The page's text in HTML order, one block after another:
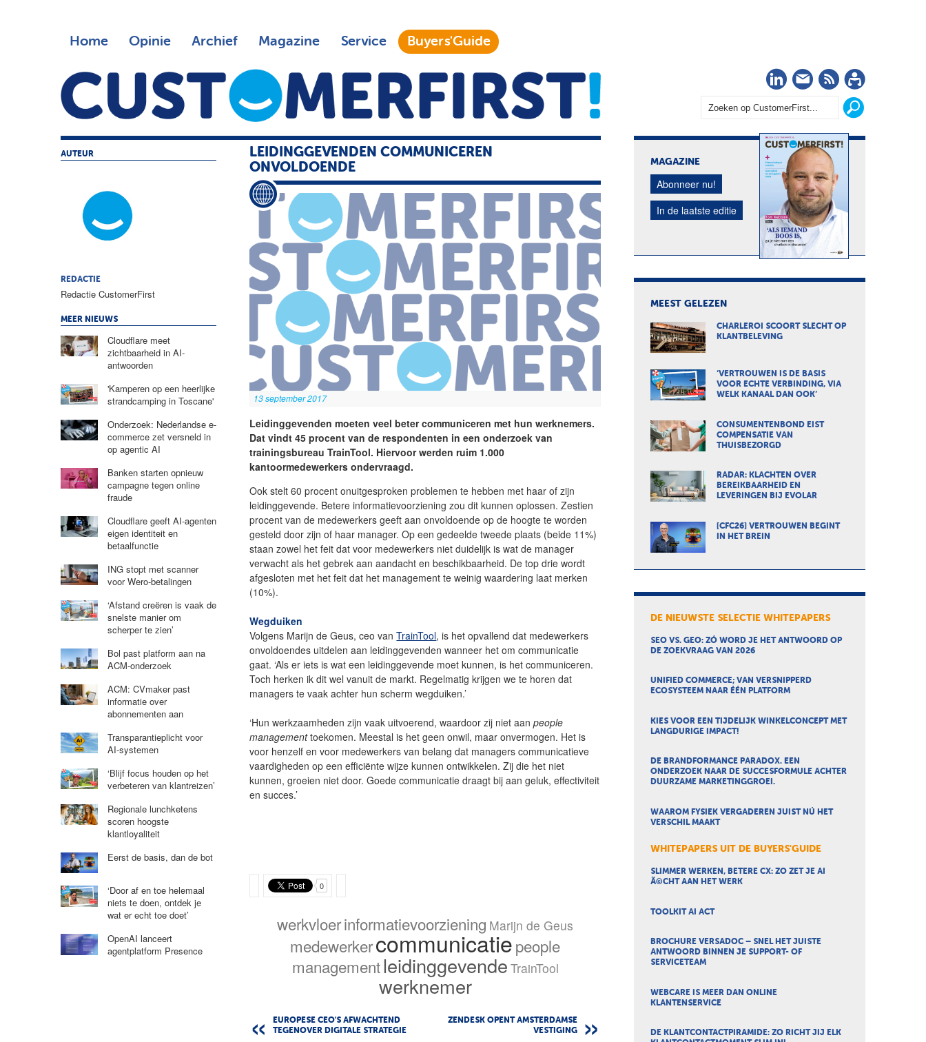
Home Opinie Archief Magazine Service Buyers'Guide
LinkedIn
Nieuwsbrief
RSS
LEIDINGGEVENDEN COMMUNICEREN
ONVOLDOENDE
13 september 2017
Leidinggevenden moeten veel beter communiceren met hun werknemers.
Dat vindt 45 procent van de respondenten in een onderzoek van
trainingsbureau TrainTool. Hiervoor werden ruim 1.000
kantoormedewerkers ondervraagd.
Ook stelt 60 procent onuitgesproken problemen te hebben met haar of zijn
leidinggevende. Betere informatievoorziening zou dit kunnen oplossen. Zestien
procent van de medewerkers geeft aan onvoldoende op de hoogte te worden
gesteld door zijn of haar manager. Op een gedeelde tweede plaats (beide 11%)
staan zowel het feit dat voor medewerkers niet duidelijk is wat de manager
verwacht als het gebrek aan aandacht en beschikbaarheid. De top drie wordt
afgesloten met het feit dat het management te weinig waardering laat merken
(10%).
Wegduiken
Volgens Marijn de Geus, ceo vanTrainTool, is het opvallend dat medewerkers
onvoldoendes uitdelen aan leidinggevenden wanneer het om communicatie
gaat. ‘Als er iets is wat een leidinggevende moet kunnen, is het communiceren.
Toch herken ik dit wel vanuit de markt. Regelmatig krijgen we te horen dat
managers te vaak achter hun scherm wegduiken.’
‘Hun werkzaamheden zijn vaak uitvoerend, waardoor zij niet aanpeople
managementtoekomen. Meestal is het geen onwil, maar onvermogen. Het is
voor henzelf en voor medewerkers van belang dat managers communicatieve
vaardigheden op een efficiënte wijze kunnen ontwikkelen. Zij die het niet
kunnen, groeien niet door. Goede communicatie draagt bij aan geluk, effectiviteit
en succes.’
0
werkvloerinformatievoorziening Marijn de Geus
medewerkercommunicatiepeople
managementleidinggevende TrainTool
werknemer
EUROPESE CEO'S AFWACHTEND
TEGENOVER DIGITALE STRATEGIE
ZENDESK OPENT AMSTERDAMSE
VESTIGING
AUTEUR
REDACTIE
Redactie CustomerFirst
MEER NIEUWS
Cloudflare meet
zichtbaarheid in AI-
antwoorden
'Kamperen op een heerlijke
strandcamping in Toscane'
Onderzoek: Nederlandse e-
commerce zet versneld in
op agentic AI
Banken starten opnieuw
campagne tegen online
fraude
Cloudflare geeft AI-agenten
eigen identiteit en
betaalfunctie
ING stopt met scanner
voor Wero-betalingen
‘Afstand creëren is vaak de
snelste manier om
scherper te zien’
Bol past platform aan na
ACM-onderzoek
ACM: CVmaker past
informatie over
abonnementen aan
Transparantieplicht voor
AI-systemen
‘Blijf focus houden op het
verbeteren van klantreizen’
Regionale lunchketens
scoren hoogste
klantloyaliteit
Eerst de basis, dan de bot
‘Door af en toe helemaal
niets te doen, ontdek je
wat er echt toe doet’
OpenAI lanceert
agentplatform Presence
MAGAZINE
Abonneer nu!
In de laatste editie
MEEST GELEZEN
CHARLEROI SCOORT SLECHT OP
KLANTBELEVING
‘VERTROUWEN IS DE BASIS
VOOR ECHTE VERBINDING, VIA
WELK KANAAL DAN OOK’
CONSUMENTENBOND EIST
COMPENSATIE VAN
THUISBEZORGD
RADAR: KLACHTEN OVER
BEREIKBAARHEID EN
LEVERINGEN BIJ EVOLAR
[CFC26] VERTROUWEN BEGINT
IN HET BREIN
DE NIEUWSTE SELECTIE WHITEPAPERS
SEO VS. GEO: ZÓ WORD JE HET ANTWOORD OP
DE ZOEKVRAAG VAN 2026
UNIFIED COMMERCE; VAN VERSNIPPERD
ECOSYSTEEM NAAR ÉÉN PLATFORM
KIES VOOR EEN TIJDELIJK WINKELCONCEPT MET
LANGDURIGE IMPACT!
DE BRANDFORMANCE PARADOX. EEN
ONDERZOEK NAAR DE SUCCESFORMULE ACHTER
DUURZAME MARKETINGGROEI.
WAAROM FYSIEK VERGADEREN JUIST NÚ HET
VERSCHIL MAAKT
WHITEPAPERS UIT DE BUYERS'GUIDE
SLIMMER WERKEN, BETERE CX: ZO ZET JE AI
Ã©CHT AAN HET WERK
TOOLKIT AI ACT
BROCHURE VERSADOC – SNEL HET JUISTE
ANTWOORD BINNEN JE SUPPORT- OF
SERVICETEAM
WEBCARE IS MEER DAN ONLINE
KLANTENSERVICE
DE KLANTCONTACTPIRAMIDE: ZO RICHT JIJ ELK